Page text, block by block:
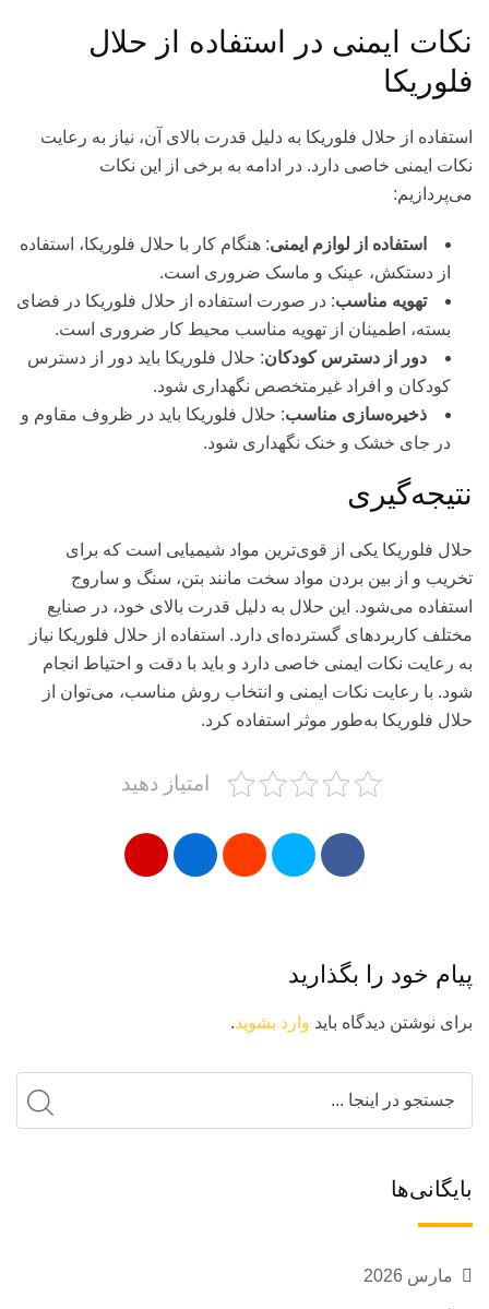
نکات ایمنی در استفاده از حلال
فلوریکا
استفاده از حلال فلوریکا به دلیل قدرت بالای آن، نیاز به رعایت
نکات ایمنی خاصی دارد. در ادامه به برخی از این نکات
می‌پردازیم:
استفاده از لوازم ایمنی: هنگام کار با حلال فلوریکا، استفاده
از دستکش، عینک و ماسک ضروری است.
تهویه مناسب: در صورت استفاده از حلال فلوریکا در فضای
بسته، اطمینان از تهویه مناسب محیط کار ضروری است.
دور از دسترس کودکان: حلال فلوریکا باید دور از دسترس
کودکان و افراد غیرمتخصص نگهداری شود.
ذخیره‌سازی مناسب: حلال فلوریکا باید در ظروف مقاوم و
در جای خشک و خنک نگهداری شود.
نتیجه‌گیری
حلال فلوریکا یکی از قوی‌ترین مواد شیمیایی است که برای
تخریب و از بین بردن مواد سخت مانند بتن، سنگ و ساروج
استفاده می‌شود. این حلال به دلیل قدرت بالای خود، در صنایع
مختلف کاربردهای گسترده‌ای دارد. استفاده از حلال فلوریکا نیاز
به رعایت نکات ایمنی خاصی دارد و باید با دقت و احتیاط انجام
شود. با رعایت نکات ایمنی و انتخاب روش مناسب، می‌توان از
حلال فلوریکا به‌طور موثر استفاده کرد.
امتیاز دهید
پیام خود را بگذارید
برای نوشتن دیدگاه باید وارد بشوید.
بایگانی‌ها
مارس 2026